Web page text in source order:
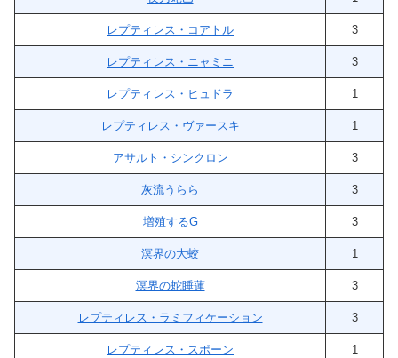
レプティレス・コアトル 3
レプティレス・ニャミニ 3
レプティレス・ヒュドラ 1
レプティレス・ヴァースキ 1
アサルト・シンクロン 3
灰流うらら 3
増殖するG 3
溟界の大蛟 1
溟界の蛇睡蓮 3
レプティレス・ラミフィケーション 3
レプティレス・スポーン 1